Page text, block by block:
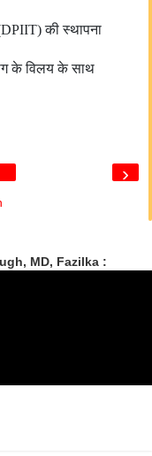
की स्थापना
के विलय के साथ
›
MD, Fazilka :